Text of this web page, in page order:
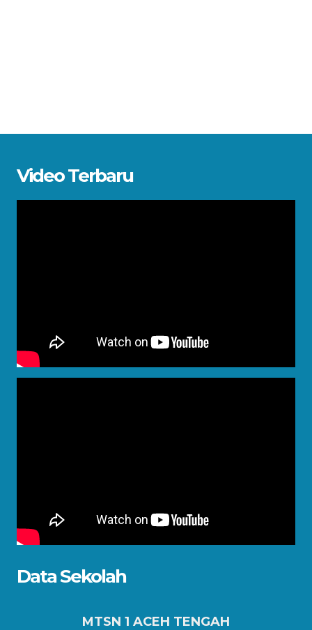
Video Terbaru
Data Sekolah
MTSN 1 ACEH TENGAH